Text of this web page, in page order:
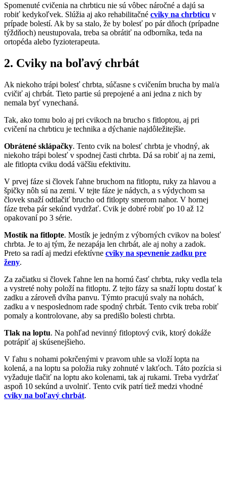
Spomenuté cvičenia na chrbticu nie sú vôbec náročné a dajú sa
robiť kedykoľvek. Slúžia aj ako rehabilitačné cviky na chrbticu v
prípade bolestí. Ak by sa stalo, že by bolesť po pár dňoch (prípadne
týždňoch) neustupovala, treba sa obrátiť na odborníka, teda na
ortopéda alebo fyzioterapeuta.
2. Cviky na boľavý chrbát
Ak niekoho trápi bolesť chrbta, súčasne s cvičením brucha by mal/a
cvičiť aj chrbát. Tieto partie sú prepojené a ani jedna z nich by
nemala byť vynechaná.
Tak, ako tomu bolo aj pri cvikoch na brucho s fitloptou, aj pri
cvičení na chrbticu je technika a dýchanie najdôležitejšie.
Obrátené sklápačky. Tento cvik na bolesť chrbta je vhodný, ak
niekoho trápi bolesť v spodnej časti chrbta. Dá sa robiť aj na zemi,
ale fitlopta cviku dodá väčšiu efektivitu.
V prvej fáze si človek ľahne bruchom na fitloptu, ruky za hlavou a
špičky nôh sú na zemi. V tejte fáze je nádych, a s výdychom sa
človek snaží odtlačiť brucho od fitlopty smerom nahor. V hornej
fáze treba pár sekúnd vydržať. Cvik je dobré robiť po 10 až 12
opakovaní po 3 série.
Mostík na fitlopte. Mostík je jedným z výborných cvikov na bolesť
chrbta. Je to aj tým, že nezapája len chrbát, ale aj nohy a zadok.
Preto sa radí aj medzi efektívne cviky na spevnenie zadku pre
ženy.
Za začiatku si človek ľahne len na hornú časť chrbta, ruky vedla tela
a vystreté nohy položí na fitloptu. Z tejto fázy sa snaží loptu dostať k
zadku a zároveň dvíha panvu. Týmto pracujú svaly na nohách,
zadku a v nesposlednom rade spodný chrbát. Tento cvik treba robiť
pomaly a kontrolovane, aby sa predišlo bolesti chrbta.
Tlak na loptu. Na pohľad nevinný fitloptový cvik, ktorý dokáže
potrápiť aj skúsenejšieho.
V ľahu s nohami pokrčenými v pravom uhle sa vloží lopta na
kolená, a na loptu sa položia ruky zohnuté v lakťoch. Táto pozícia si
vyžaduje tlačiť na loptu ako kolenami, tak aj rukami. Treba vydržať
aspoň 10 sekúnd a uvolniť. Tento cvik patrí tiež medzi vhodné
cviky na boľavý chrbát.